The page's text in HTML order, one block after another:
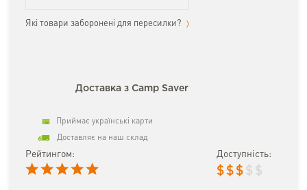
Які товари заборонені для пересилки?
Доставка з Camp Saver
Приймає українські карти
Доставляє на наш склад
Рейтингом: Доступність:
$ $ $ $ $